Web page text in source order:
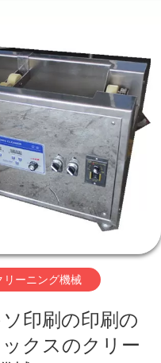
リーニング機械
印刷の印刷の
クスのクリー